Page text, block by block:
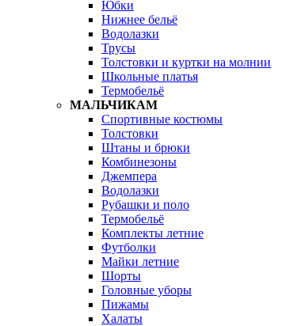
Юбки
Нижнее бельё
Водолазки
Трусы
Толстовки и куртки на молнии
Школьные платья
Термобельё
МАЛЬЧИКАМ
Спортивные костюмы
Толстовки
Штаны и брюки
Комбинезоны
Джемпера
Водолазки
Рубашки и поло
Термобельё
Комплекты летние
Футболки
Майки летние
Шорты
Головные уборы
Пижамы
Халаты